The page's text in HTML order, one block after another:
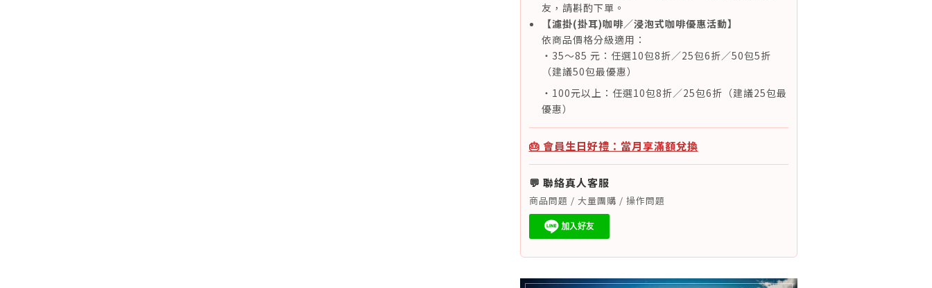
友，請斟酌下單。
【濾掛(掛耳)咖啡／浸泡式咖啡優惠活動】
依商品價格分級適用：
・35～85 元：任選10包8折／25包6折／50包5折
（建議50包最優惠）
・100元以上：任選10包8折／25包6折（建議25包最
優惠）
🎂 會員生日好禮：當月享滿額兌換
💬 聯絡真人客服
商品問題 / 大量團購 / 操作問題